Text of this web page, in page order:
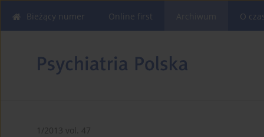
Bieżący numer Online first O
1/2013 vol. 47